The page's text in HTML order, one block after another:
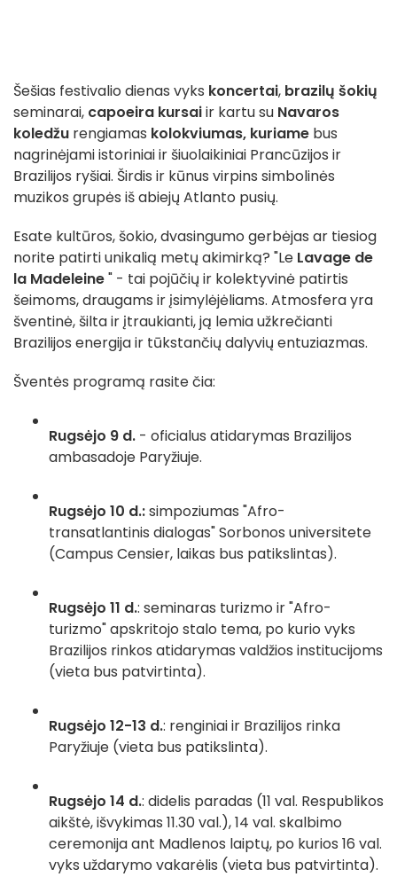
Šešias festivalio dienas vyks koncertai, brazilų šokių
seminarai, capoeira kursaiir kartu su Navaros
koledžu rengiamas kolokviumas, kuriame bus
nagrinėjami istoriniai ir šiuolaikiniai Prancūzijos ir
Brazilijos ryšiai. Širdis ir kūnus virpins simbolinės
muzikos grupės iš abiejų Atlanto pusių.
Esate kultūros, šokio, dvasingumo gerbėjas ar tiesiog
norite patirti unikalią metų akimirką? "Le Lavage de
la Madeleine" - tai pojūčių ir kolektyvinė patirtis
šeimoms, draugams ir įsimylėjėliams. Atmosfera yra
šventinė, šilta ir įtraukianti, ją lemia užkrečianti
Brazilijos energija ir tūkstančių dalyvių entuziazmas.
Šventės programą rasite čia:
Rugsėjo 9 d. - oficialus atidarymas Brazilijos
ambasadoje Paryžiuje.
Rugsėjo 10 d.:simpoziumas "Afro-
transatlantinis dialogas" Sorbonos universitete
(Campus Censier, laikas bus patikslintas).
Rugsėjo 11 d.: seminaras turizmo ir "Afro-
turizmo" apskritojo stalo tema, po kurio vyks
Brazilijos rinkos atidarymas valdžios institucijoms
(vieta bus patvirtinta).
Rugsėjo 12-13 d.: renginiai ir Brazilijos rinka
Paryžiuje (vieta bus patikslinta).
Rugsėjo 14 d.: didelis paradas (11 val. Respublikos
aikštė, išvykimas 11.30 val.), 14 val. skalbimo
ceremonija ant Madlenos laiptų, po kurios 16 val.
vyks uždarymo vakarėlis (vieta bus patvirtinta).